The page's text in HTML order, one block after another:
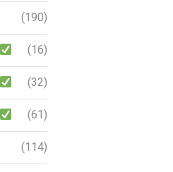
(190)
(16)
(32)
(61)
(114)